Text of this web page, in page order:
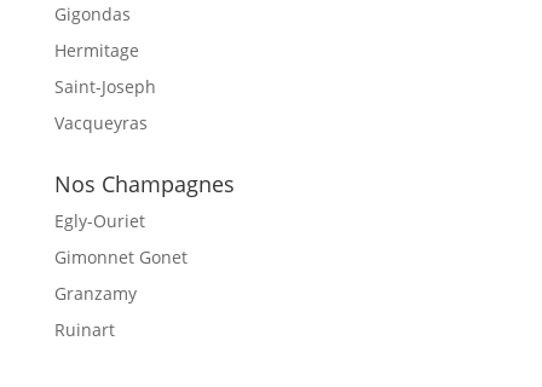
Gigondas
Hermitage
Saint-Joseph
Vacqueyras
Nos Champagnes
Egly-Ouriet
Gimonnet Gonet
Granzamy
Ruinart